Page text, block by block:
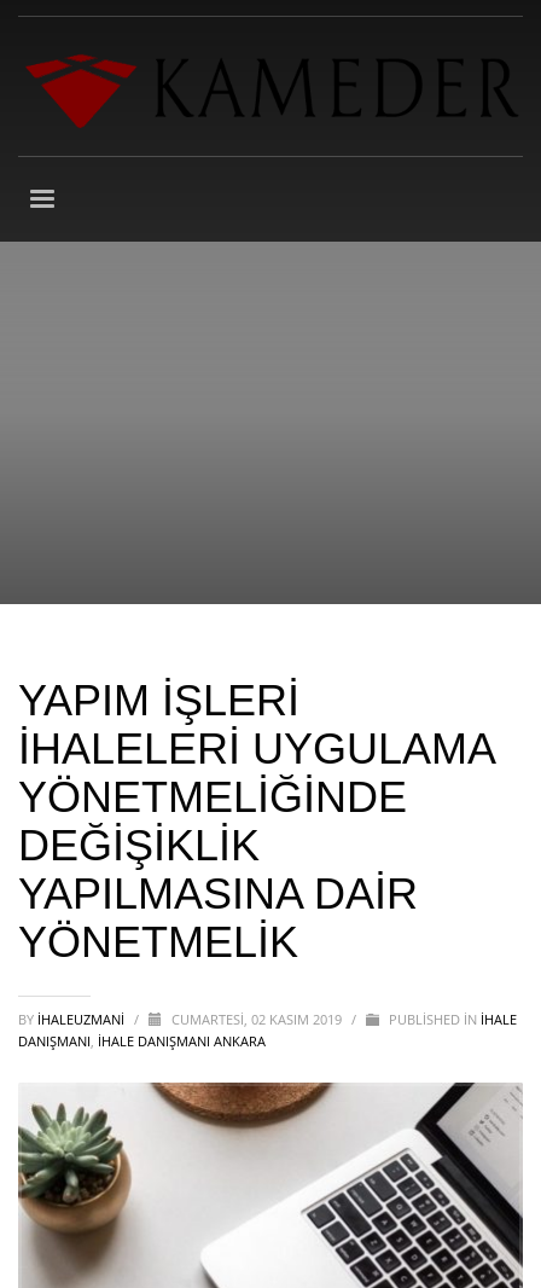
YAPIM İŞLERİ
İHALELERİ UYGULAMA
YÖNETMELİĞİNDE
DEĞİŞİKLİK
YAPILMASINA DAİR
YÖNETMELİK
BY IHALEUZMANI / CUMARTESI, 02 KASIM 2019 / PUBLISHED IN İHALE
DANIŞMANI, İHALE DANIŞMANI ANKARA